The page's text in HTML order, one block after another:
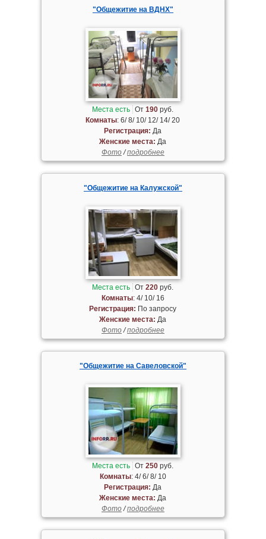
"Общежитие на ВДНХ"
Места есть От190 руб.
Комнаты: 6/ 8/ 10/ 12/ 14/ 20
Регистрация: Да
Женские места: Да
Фото/подробнее
"Общежитие на Калужской"
Места есть От220 руб.
Комнаты: 4/ 10/ 16
Регистрация: По запросу
Женские места: Да
Фото/подробнее
"Общежитие на Савеловской"
Места есть От250 руб.
Комнаты: 4/ 6/ 8/ 10
Регистрация: Да
Женские места: Да
Фото/подробнее